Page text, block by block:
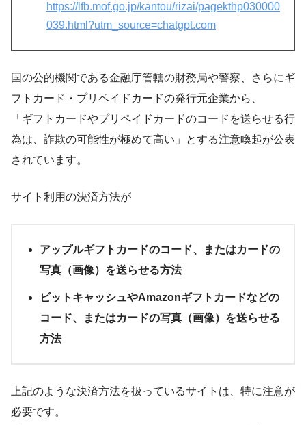
https://lfb.mof.go.jp/kantou/rizai/pagekthp030000
039.html?utm_source=chatgpt.com
国の公的機関である金融庁管轄の財務局や警察、さらにギ
フトカード・プリペイドカードの発行元企業から、
「ギフトカードやプリペイドカードのコードを送らせる行
為は、詐欺の可能性が極めて高い」とする注意喚起が公表
されています。
サイト利用の決済方法が
アップルギフトカードのコード、またはカードの
写真（画像）を送らせる方法
ビットキャッシュやAmazonギフトカードなどの
コード、またはカードの写真（画像）を送らせる
方法
上記のような決済方法を扱っているサイトは、特に注意が
必要です。